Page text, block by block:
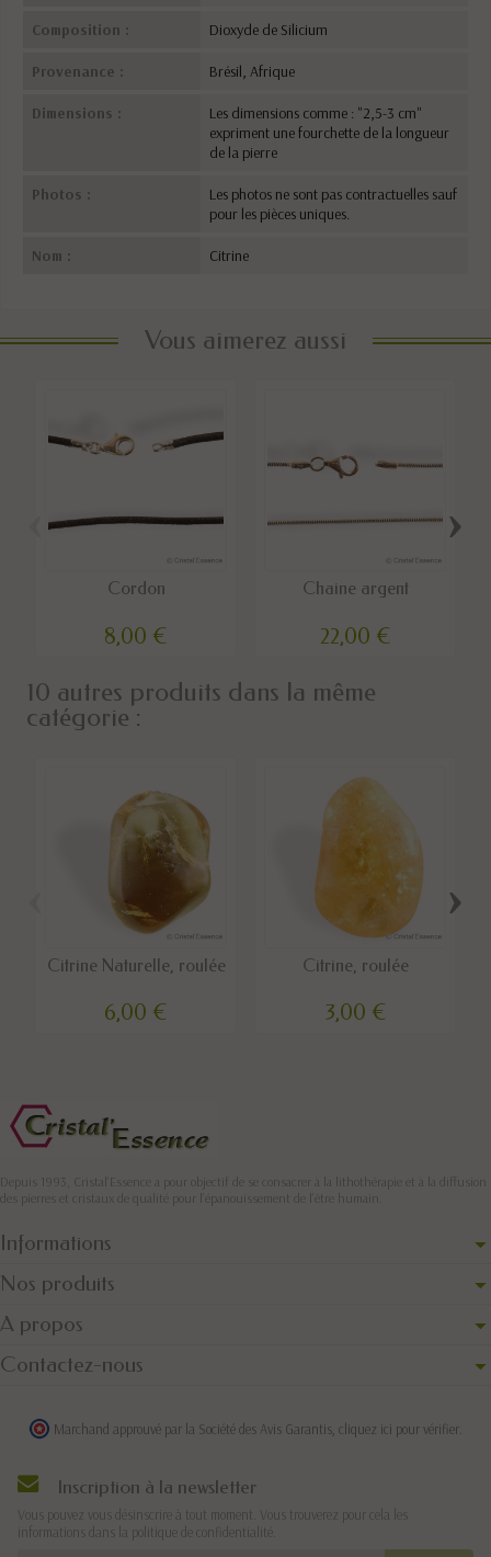
Composition : Dioxyde de Silicium
Provenance : Brésil, Afrique
Dimensions :
Les dimensions comme : "2,5-3 cm"
expriment une fourchette de la longueur
de la pierre
Photos :
Les photos ne sont pas contractuelles sauf
pour les pièces uniques.
Nom : Citrine
Vous aimerez aussi
Cordon
8,00 €
Chaine argent
22,00 €
›
10 autres produits dans la même
catégorie :
Citrine Naturelle, roulée
6,00 €
Citrine, roulée
3,00 €
›
Depuis 1993, Cristal'Essence a pour objectif de se consacrer à la lithothérapie et à la diffusion
des pierres et cristaux de qualité pour l’épanouissement de l’être humain.
Informations
Nos produits
A propos
Contactez-nous
Marchand approuvé par la Société des Avis Garantis, cliquez ici pour vérifier
Inscription à la newsletter
Vous pouvez vous désinscrire à tout moment. Vous trouverez pour cela les
informations dans la politique de confidentialité.